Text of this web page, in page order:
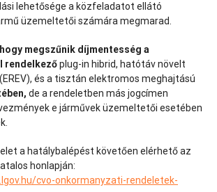
lehetősége a közfeladatot ellátó
üzemeltetői számára megmarad.
megszűnik díjmentesség a
rendelkezőplug-in hibrid, hatótáv növelt
és a tisztán elektromos meghajtású
de a rendeletben más jogcímen
e járművek üzemeltetői esetében
a hatálybalépést követően elérhető az
honlapján:
cvo-onkormanyzati-rendeletek-